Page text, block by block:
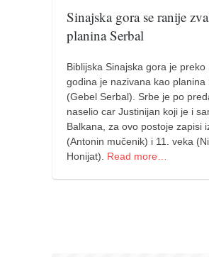
zabranjena istorija
ćirilica
umesto tvitera
kalendar srpski
azbuki i knjige
Okinava karate
Sinajska gora se ranije
planina Serbal
Biblijska Sinajska gora je preko
godina je nazivana kao planina
(Gebel Serbal). Srbe je po
naselio car Justinijan koji je i
Balkana, za ovo postoje zapisi
(Antonin mučenik) i 11. veka
Honijat). Read more…